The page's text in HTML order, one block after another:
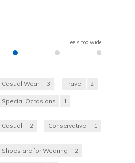
Feels too wide
Casual Wear 3 Travel 2
Special Occasions 1
Casual 2 Conservative 1
Shoes are for Wearing 2